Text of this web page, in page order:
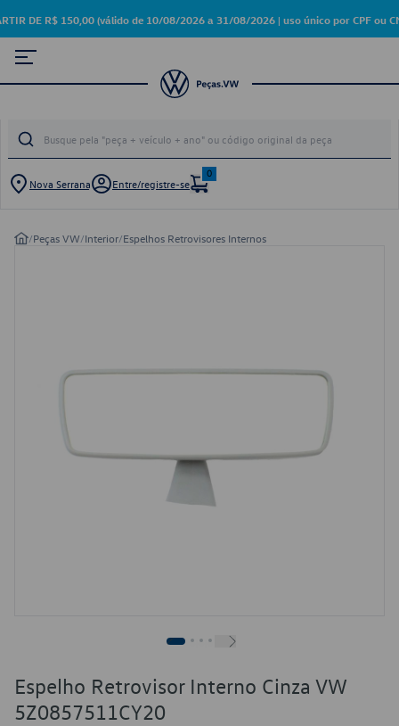
DE R$ 150,00 (válido de 10/08/2026 a 31/08/2026 | uso único por CPF ou
Nova Serrana Entre/registre-se
0
/Peças VW/Interior/Espelhos Retrovisores Internos
Espelho Retrovisor Interno Cinza VW
5Z0857511CY20